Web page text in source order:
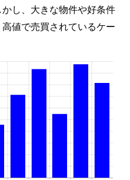
し、大きな物件や好条件
値で売買されているケー